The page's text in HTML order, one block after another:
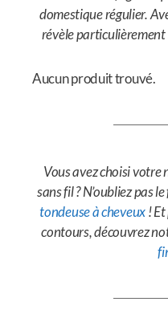
domestique régulier.
révèle
Aucun produit trouvé.
Vous avez choisi votre
sans fil ? N’oubliez pas le
tondeuse à cheveux!
contours, découvrez